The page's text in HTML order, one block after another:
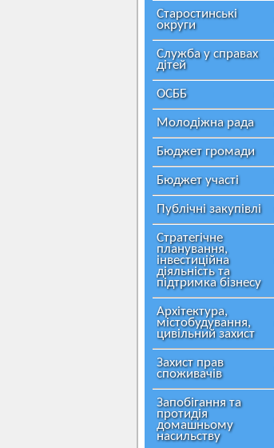
Старостинські
округи
Служба у справах
дітей
ОСББ
Молодіжна рада
Бюджет громади
Бюджет участі
Публічні закупівлі
Стратегічне
планування,
інвестиційна
діяльність та
підтримка бізнесу
Архітектура,
містобудування,
цивільний захист
Захист прав
споживачів
Запобігання та
протидія
домашньому
насильству